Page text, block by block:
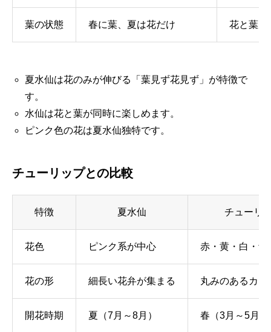
葉の状態 春に葉、夏は花だけ 花と葉が
夏水仙は花のみが伸びる「葉見ず花見ず」が特徴で
す。
水仙は花と葉が同時に楽しめます。
ピンク色の花は夏水仙独特です。
チューリップとの比較
特徴 夏水仙 チューリ
花色 ピンク系が中心 赤・黄・白・紫
花の形 細長い花弁が集まる 丸みのあるカッ
開花時期 夏（7月～8月） 春（3月～5月）